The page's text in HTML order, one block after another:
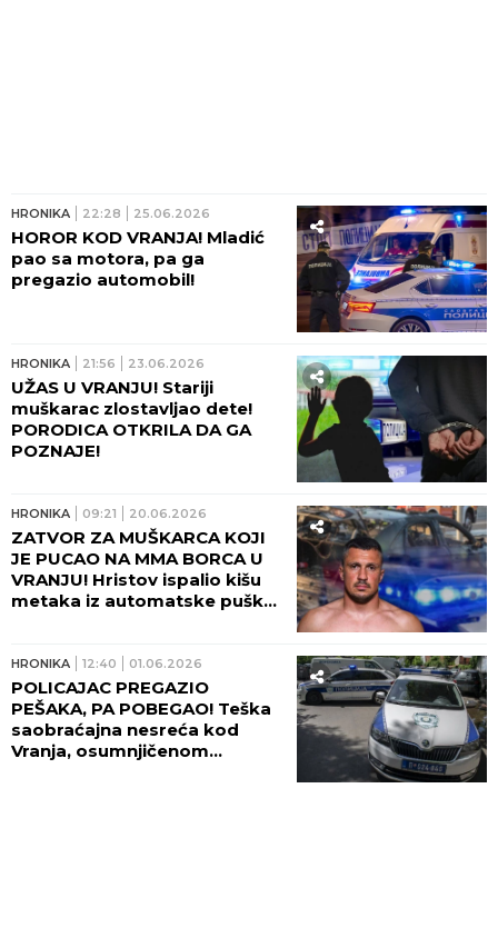
HRONIKA 22:28 25.06.2026
HOROR KOD VRANJA! Mladić
pao sa motora, pa ga
pregazio automobil!
HRONIKA 21:56 23.06.2026
UŽAS U VRANJU! Stariji
muškarac zlostavljao dete!
PORODICA OTKRILA DA GA
POZNAJE!
HRONIKA 09:21 20.06.2026
ZATVOR ZA MUŠKARCA KOJI
JE PUCAO NA MMA BORCA U
VRANJU! Hristov ispalio kišu
metaka iz automatske puške
HRONIKA 12:40 01.06.2026
POLICAJAC PREGAZIO
PEŠAKA, PA POBEGAO! Teška
saobraćajna nesreća kod
Vranja, osumnjičenom